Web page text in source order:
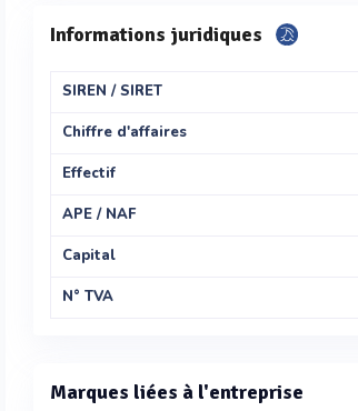
Informations juridiques
SIREN / SIRET
Chiffre d'affaires
Effectif
APE / NAF
Capital
N° TVA
Marques liées à l'entreprise